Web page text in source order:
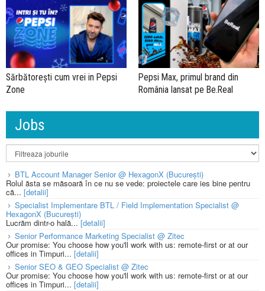
Sărbătorești cum vrei in Pepsi
Zone
Pepsi Max, primul brand din
România lansat pe Be.Real
Jobs
BTL Account Manager Senior @ HexagonX (București)
Rolul ăsta se măsoară în ce nu se vede: proiectele care ies bine pentru
că... [detalii]
Specialist Implementare BTL / Field Implementation Specialist @
HexagonX (București)
Lucrăm dintr-o hală...[detalii]
Senior Performance Marketing Specialist @ Zitec
Our promise: You choose how you'll work with us: remote-first or at our
offices in Timpuri... [detalii]
Senior SEO & GEO Specialist @ Zitec
Our promise: You choose how you'll work with us: remote-first or at our
offices in Timpuri... [detalii]